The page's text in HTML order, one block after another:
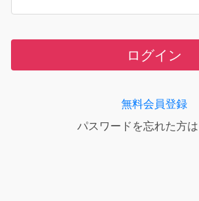
ログイン
無料会員登録
パスワードを忘れた方は